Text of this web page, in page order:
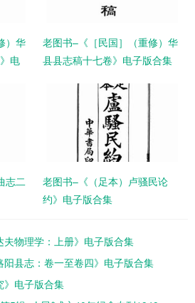
）华
电
老图书–《［民国］（重修）华
县县志稿十七卷》电子版合集
志二
老图书–《（足本）卢骚民论
约》电子版合集
物理学：上册》电子版合集
县志：卷一至卷四》电子版合集
》电子版合集